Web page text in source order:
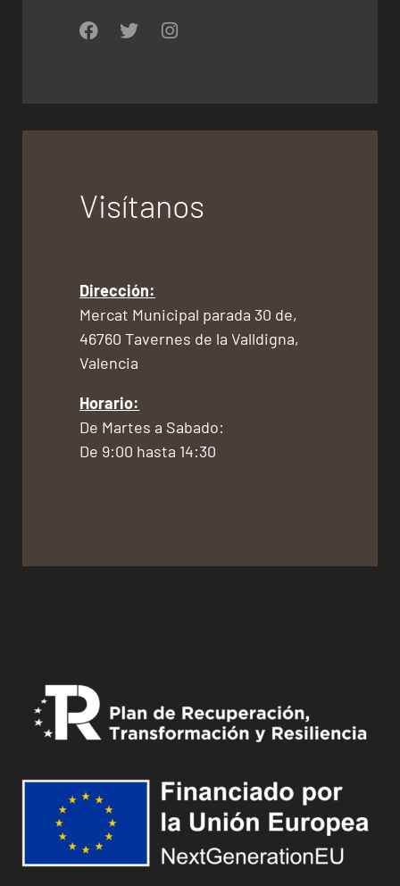
Visítanos
Dirección:
Mercat Municipal parada 30 de,
46760 Tavernes de la Valldigna,
Valencia
Horario:
De Martes a Sabado:
De 9:00 hasta 14:30